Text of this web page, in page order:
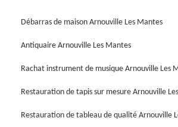
Débarras de maison Arnouville Les Mantes
Antiquaire Arnouville Les Mantes
Rachat instrument de musique Arnouville Les
Restauration de tapis sur mesure Arnouville
Restauration de tableau de qualité Arnouville